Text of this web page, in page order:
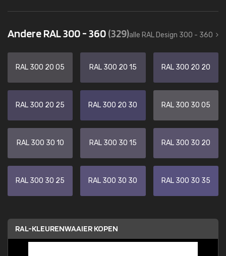
Andere RAL 300 - 360(329)alle RAL Design 300 - 360
RAL 300 20 05 RAL 300 20 15 RAL 300 20 20
RAL 300 20 25 RAL 300 20 30 RAL 300 30 05
RAL 300 30 10 RAL 300 30 15 RAL 300 30 20
RAL 300 30 25 RAL 300 30 30 RAL 300 30 35
RAL-KLEURENWAAIER KOPEN